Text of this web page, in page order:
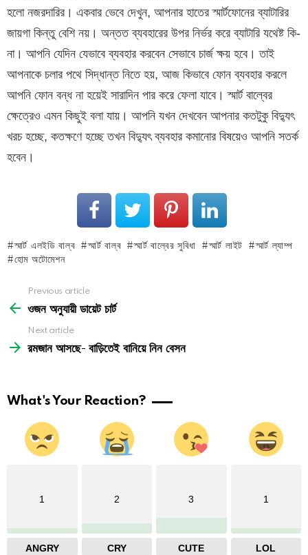
হলো নজরদারির। একবার ভেবে দেখুন, আপনার হাতের স্মার্টফোনের ব্যাটারির
জায়গা কিন্তু বেশি নয়। অন্তত ব্যবহারের উপর নির্ভর করে ব্যাটারি যথেষ্ট কি-
না। আপনি যেদিন যেভাবে ব্যবহার করবেন সেভাবে চার্জ ক্ষয় হবে। তাই
আপনাকে চলার পথে সিদ্ধান্ত নিতে হয়, আজ কিভাবে ফোন ব্যবহার করলে
আপনি ফোন বন্ধ না হয়েই সারাদিন পার করে ফেলা যাবে। স্মার্ট বাল্বের
ক্ষেত্রেও এমন কিছুই বলা যায়। আপনি যখন দেখবেন আপনার কতটুকু বিদ্যুৎ
খরচ হচ্ছে, কতক্ষণে হচ্ছে তখন বিদ্যুৎ ব্যবহার কমানোর বিষয়েও আপনি সতর্ক
হবেন।
স্মার্ট এলইডি বাল্ব স্মার্ট বাল্ব স্মার্ট বাল্বের সুবিধা স্মার্ট লাইট
স্মার্ট ল্যাম্প
হোম অটোমেশন
more
Previous article
ওজন অনুযায়ী ডায়েট চার্ট
Next article
রমজান আসছে- বাড়িতেই বানিয়ে নিন বেসন
What's Your Reaction?
1
ANGRY
2
CRY
3
CUTE
1
LOL